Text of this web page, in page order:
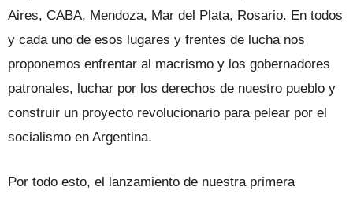
Aires, CABA, Mendoza, Mar del Plata, Rosario. En todos
y cada uno de esos lugares y frentes de lucha nos
proponemos enfrentar al ma­crismo y los gobernadores
patronales, lu­char por los derechos de nuestro pueblo y
construir un proyecto revolucionario para pelear por el
socialismo en Argentina.
Por todo esto, el lanzamiento de nues­tra primera